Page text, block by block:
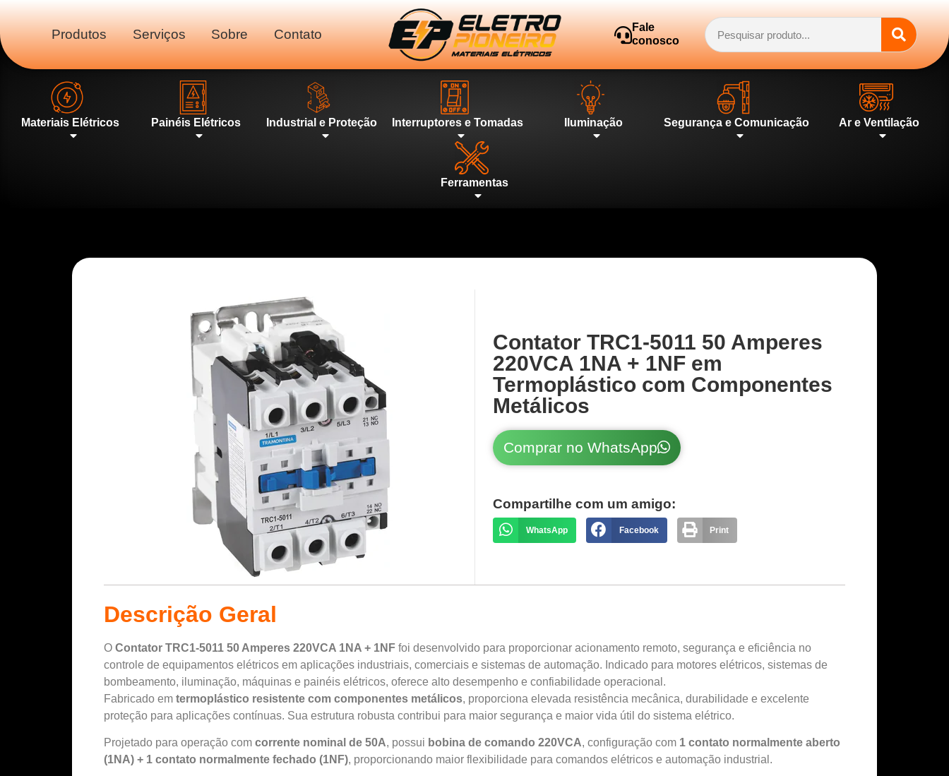
Produtos Serviços Sobre Contato
Fale
conosco
Materiais Elétricos Painéis Elétricos Industrial e Proteção Interruptores e Tomadas Iluminação Segurança e Comunicação Ar e Ventilação
Ferramentas
Contator TRC1-5011 50 Amperes
220VCA 1NA + 1NF em
Termoplástico com Componentes
Metálicos
Comprar no WhatsApp
Compartilhe com um amigo:
WhatsApp Facebook Print
Descrição Geral
O Contator TRC1-5011 50 Amperes 220VCA 1NA + 1NF foi desenvolvido para proporcionar acionamento remoto, segurança e eficiência no
controle de equipamentos elétricos em aplicações industriais, comerciais e sistemas de automação. Indicado para motores elétricos, sistemas de
bombeamento, iluminação, máquinas e painéis elétricos, oferece alto desempenho e confiabilidade operacional.
Fabricado em termoplástico resistente com componentes metálicos, proporciona elevada resistência mecânica, durabilidade e excelente
proteção para aplicações contínuas. Sua estrutura robusta contribui para maior segurança e maior vida útil do sistema elétrico.
Projetado para operação com corrente nominal de 50A, possui bobina de comando 220VCA, configuração com 1 contato normalmente aberto
(1NA) + 1 contato normalmente fechado (1NF), proporcionando maior flexibilidade para comandos elétricos e automação industrial.